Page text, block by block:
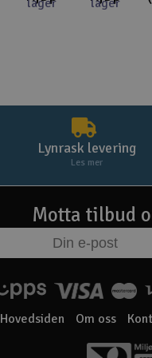
lager
lager
Lynrask levering
Les mer
Motta tilbud
Hovedsiden Om oss